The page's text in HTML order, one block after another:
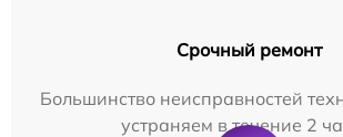
Срочный ремонт
Большинство неисправностей
устраняем в течение 2